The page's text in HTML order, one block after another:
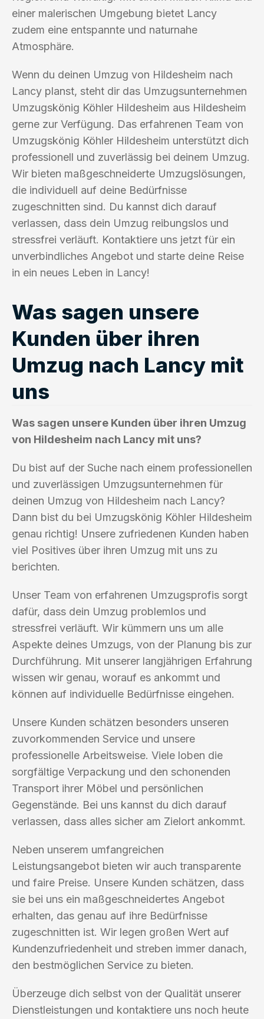
einer malerischen Umgebung bietet Lancy
zudem eine entspannte und naturnahe
Atmosphäre.
Wenn du deinen Umzug von Hildesheim nach
Lancy planst, steht dir das Umzugsunternehmen
Umzugskönig Köhler Hildesheim aus Hildesheim
gerne zur Verfügung. Das erfahrenen Team von
Umzugskönig Köhler Hildesheim unterstützt dich
professionell und zuverlässig bei deinem Umzug.
Wir bieten maßgeschneiderte Umzugslösungen,
die individuell auf deine Bedürfnisse
zugeschnitten sind. Du kannst dich darauf
verlassen, dass dein Umzug reibungslos und
stressfrei verläuft. Kontaktiere uns jetzt für ein
unverbindliches Angebot und starte deine Reise
in ein neues Leben in Lancy!
Was sagen unsere
Kunden über ihren
Umzug nach Lancy mit
uns
Was sagen unsere Kunden über ihren Umzug
von Hildesheim nach Lancy mit uns?
Du bist auf der Suche nach einem professionellen
und zuverlässigen Umzugsunternehmen für
deinen Umzug von Hildesheim nach Lancy?
Dann bist du bei Umzugskönig Köhler Hildesheim
genau richtig! Unsere zufriedenen Kunden haben
viel Positives über ihren Umzug mit uns zu
berichten.
Unser Team von erfahrenen Umzugsprofis sorgt
dafür, dass dein Umzug problemlos und
stressfrei verläuft. Wir kümmern uns um alle
Aspekte deines Umzugs, von der Planung bis zur
Durchführung. Mit unserer langjährigen Erfahrung
wissen wir genau, worauf es ankommt und
können auf individuelle Bedürfnisse eingehen.
Unsere Kunden schätzen besonders unseren
zuvorkommenden Service und unsere
professionelle Arbeitsweise. Viele loben die
sorgfältige Verpackung und den schonenden
Transport ihrer Möbel und persönlichen
Gegenstände. Bei uns kannst du dich darauf
verlassen, dass alles sicher am Zielort ankommt.
Neben unserem umfangreichen
Leistungsangebot bieten wir auch transparente
und faire Preise. Unsere Kunden schätzen, dass
sie bei uns ein maßgeschneidertes Angebot
erhalten, das genau auf ihre Bedürfnisse
zugeschnitten ist. Wir legen großen Wert auf
Kundenzufriedenheit und streben immer danach,
den bestmöglichen Service zu bieten.
Überzeuge dich selbst von der Qualität unserer
Dienstleistungen und kontaktiere uns noch heute